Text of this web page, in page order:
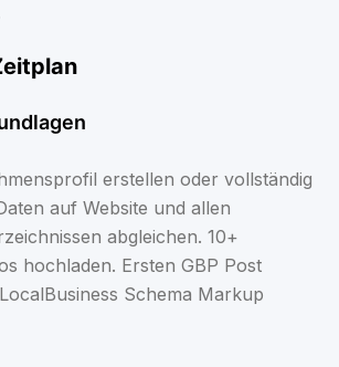
erstellen oder vollständig
auf Website und allen
abgleichen. 10+
hochladen. Ersten GBP Post
Schema Markup